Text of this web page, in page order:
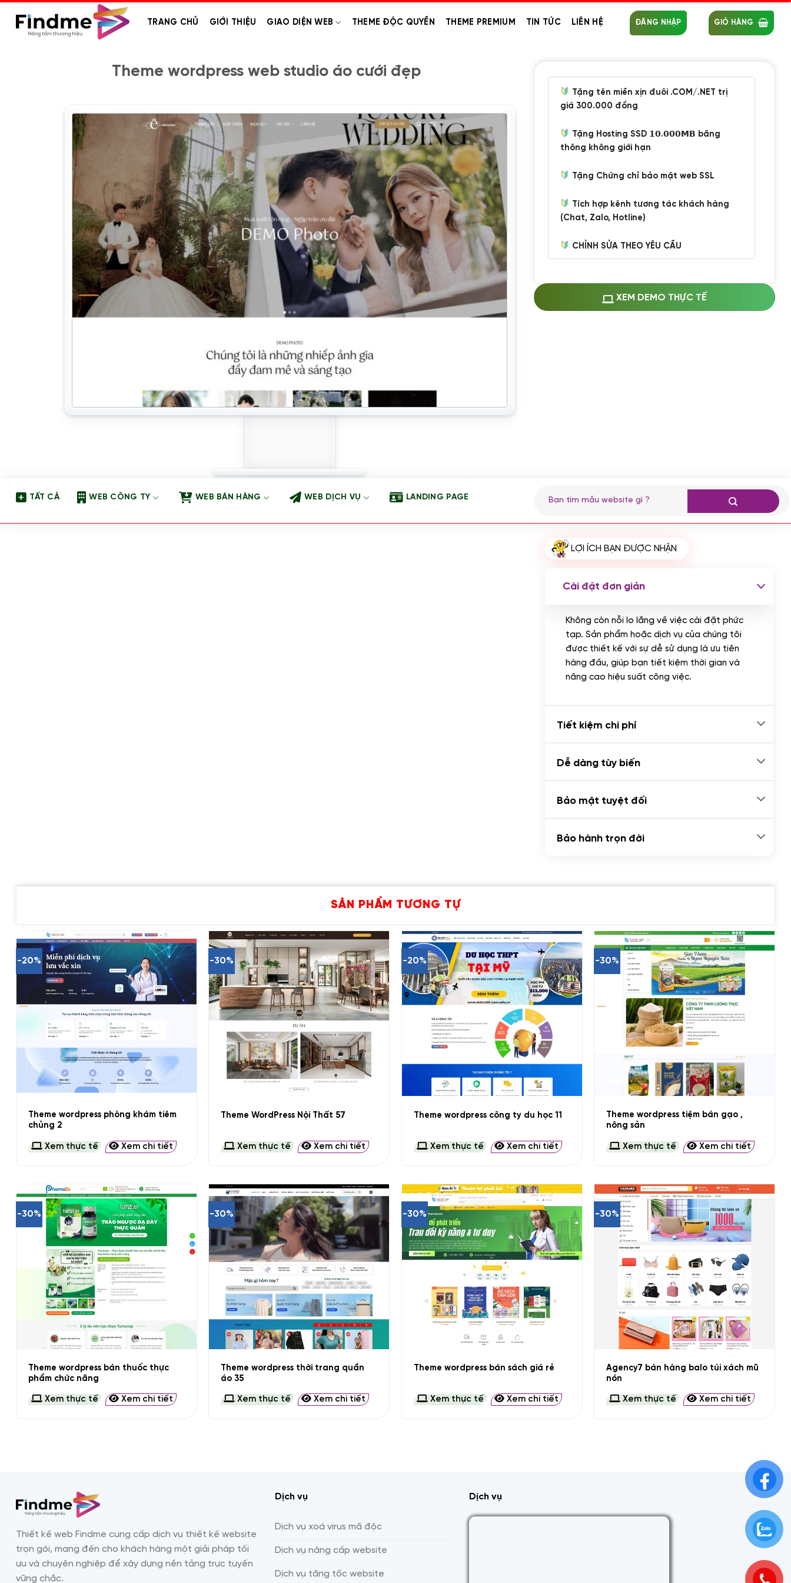
TRANG CHỦ GIỚI THIỆU GIAO DIỆN WEB THEME ĐỘC QUYỀN THEME PREMIUM TIN TỨC LIÊN HỆ ĐĂNG NHẬP GIỎ HÀNG
Theme wordpress web studio áo cưới đẹp
Tặng tên miền xịn đuôi .COM/.NET trị
giá 300.000 đồng
Tặng Hosting SSD 𝟭𝟬.𝟬𝟬𝟬𝗠𝗕 băng
thông không giới hạn
Tặng Chứng chỉ bảo mật web SSL
Tích hợp kênh tương tác khách hàng
(Chat, Zalo, Hotline)
CHỈNH SỬA THEO YÊU CẦU
Thay logo + thông tin doanh nghiệp
(+100.000 VND)
Cài đặt plugin theo yêu cầu
(+100.000 VND)
qua ngân hàng vietcombank,
XEM DEMO THỰC TẾ
TẤT CẢ WEB CÔNG TY WEB BÁN HÀNG WEB DỊCH VỤ LANDING PAGE
kiếm:
LỢI ÍCH BẠN ĐƯỢC NHẬN
Cài đặt đơn giản
Không còn nỗi lo lắng về việc cài đặt phức
tạp. Sản phẩm hoặc dịch vụ của chúng tôi
được thiết kế với sự dễ sử dụng là ưu tiên
hàng đầu, giúp bạn tiết kiệm thời gian và
nâng cao hiệu suất công việc.
Tiết kiệm chi phí
Dễ dàng tùy biến
Bảo mật tuyệt đối
Bảo hành trọn đời
SẢN PHẨM TƯƠNG TỰ
-20%
Theme wordpress phòng khám tiêm
chủng 2
Xem thực tế Xem chi tiết
-30%
Theme WordPress Nội Thất 57
Xem thực tế Xem chi tiết
-20%
Theme wordpress công ty du học 11
Xem thực tế Xem chi tiết
-30%
Theme wordpress tiệm bán gạo ,
nông sản
Xem thực tế Xem chi tiết
-30%
Theme wordpress bán thuốc thực
phẩm chức năng
Xem thực tế Xem chi tiết
-30%
+
Theme wordpress thời trang quần
áo 35
Xem thực tế Xem chi tiết
-30%
Theme wordpress bán sách giá rẻ
Xem thực tế Xem chi tiết
-30%
Agency7 bán hàng balo túi xách mũ
nón
Xem thực tế Xem chi tiết
Thiết kế web Findme cung cấp dịch vụ thiết kế website
trọn gói, mang đến cho khách hàng một giải pháp tối
ưu và chuyên nghiệp để xây dựng nền tảng trực tuyến
vững chắc.
Dịch vụ
Dịch vụ xoá virus mã độc
Dịch vụ nâng cấp website
Dịch vụ tăng tốc website
Dịch vụ